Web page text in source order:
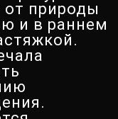
от природы
и в раннем